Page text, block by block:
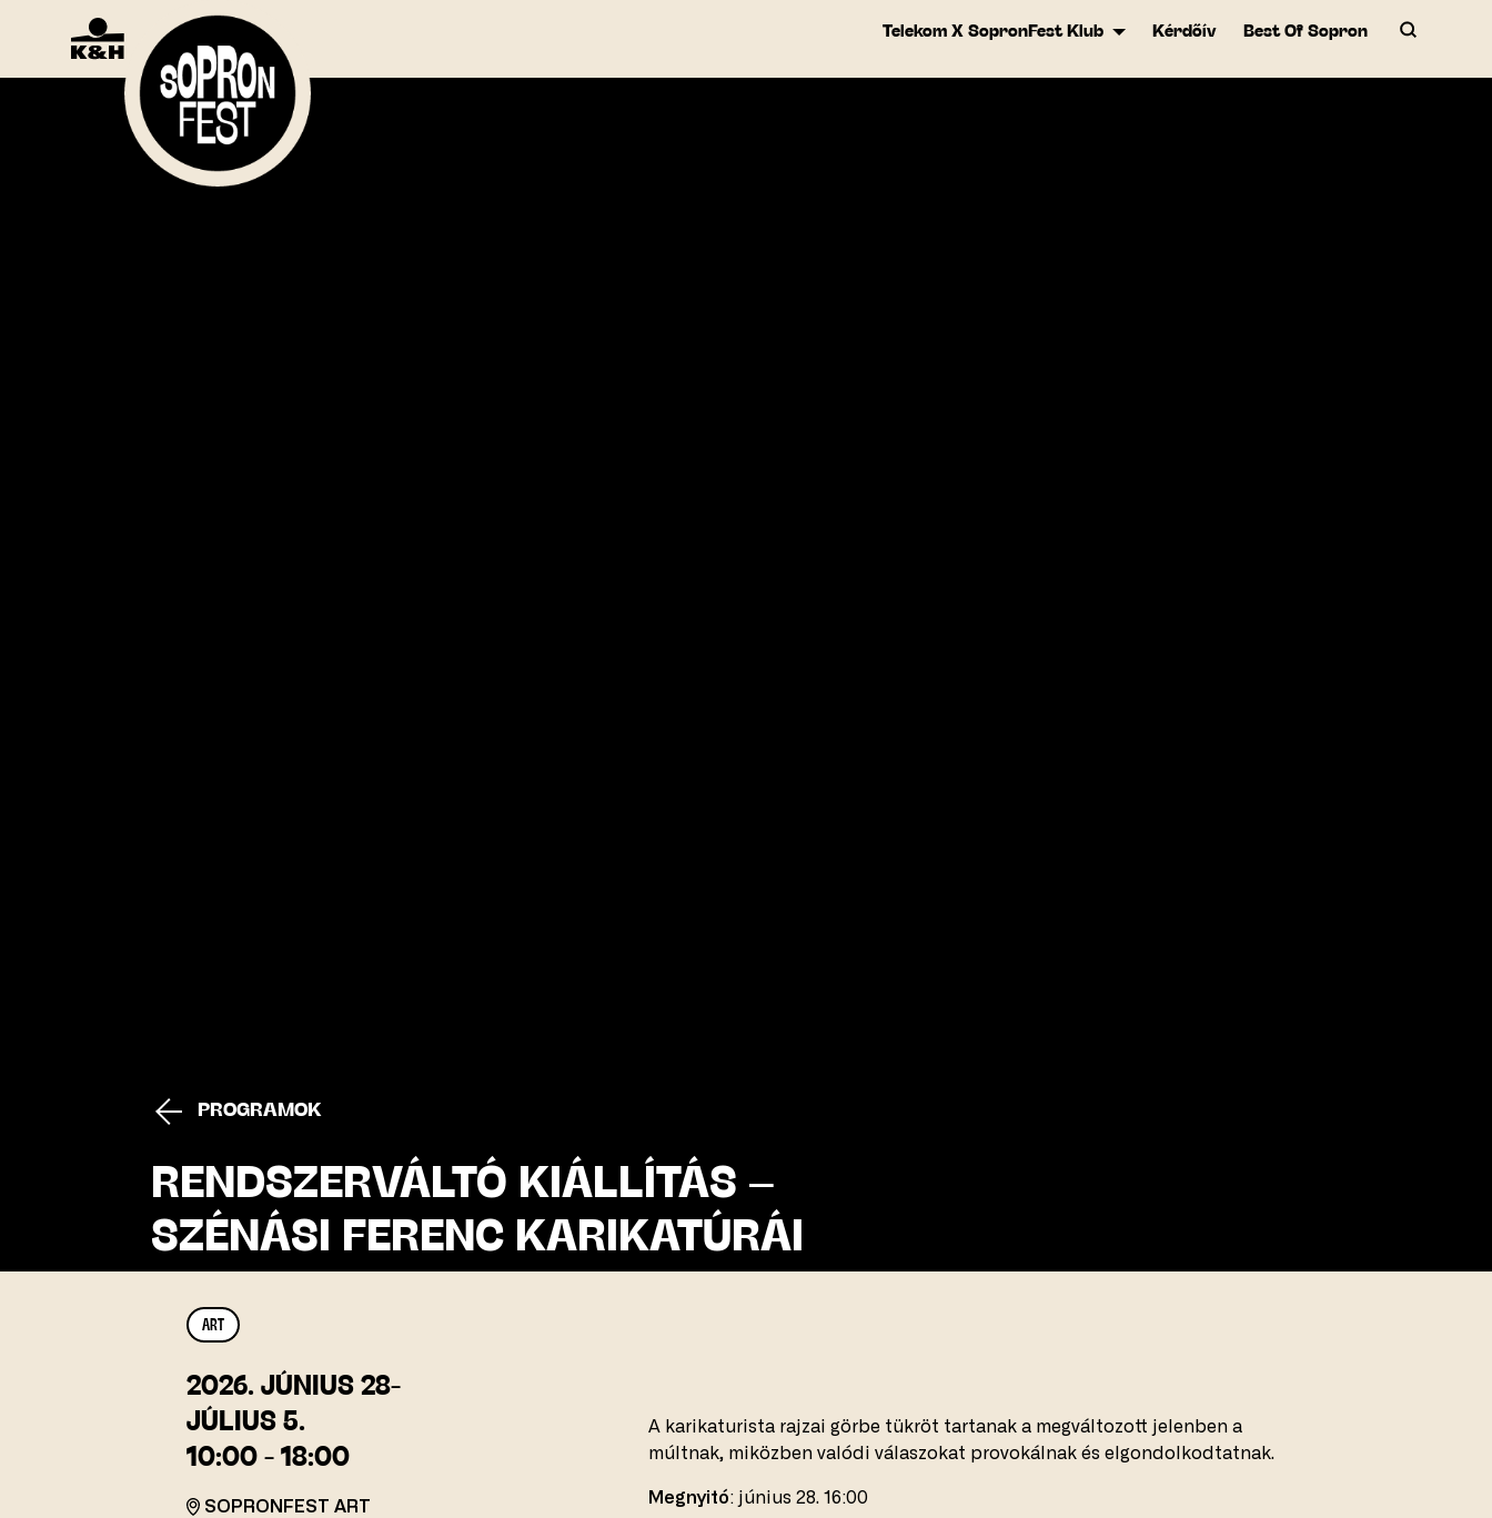
Telekom X SopronFest Klub Kérdőív Best Of Sopron
PROGRAMOK
RENDSZERVÁLTÓ KIÁLLÍTÁS –
SZÉNÁSI FERENC KARIKATÚRÁI
ART
2026. JÚNIUS 28-
JÚLIUS 5.
10:00 - 18:00
SOPRONFEST ART
A karikaturista rajzai görbe tükröt tartanak a megváltozott jelenben a
múltnak, miközben valódi válaszokat provokálnak és elgondolkodtatnak.
Megnyitó: június 28. 16:00